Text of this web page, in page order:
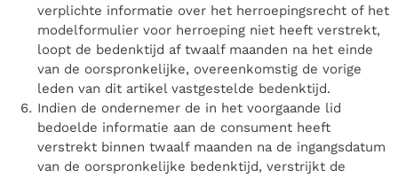
verplichte informatie over het herroepingsrecht of het
modelformulier voor herroeping niet heeft verstrekt,
loopt de bedenktijd af twaalf maanden na het einde
van de oorspronkelijke, overeenkomstig de vorige
leden van dit artikel vastgestelde bedenktijd.
Indien de ondernemer de in het voorgaande lid
bedoelde informatie aan de consument heeft
verstrekt binnen twaalf maanden na de ingangsdatum
van de oorspronkelijke bedenktijd, verstrijkt de